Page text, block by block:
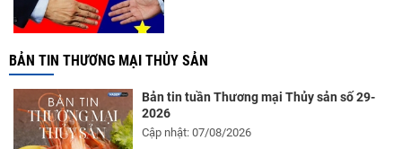
BẢN TIN THƯƠNG MẠI THỦY SẢN
Bản tin tuần Thương mại Thủy sản số 29-
2026
Cập nhật: 07/08/2026